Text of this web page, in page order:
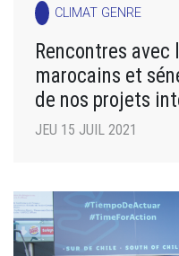
CLIMAT GENRE
Rencontres
marocains et
de nos projets
JEU 15 JUIL 2021